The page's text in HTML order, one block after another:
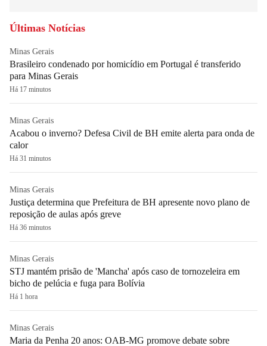
Últimas Notícias
Minas Gerais
Brasileiro condenado por homicídio em Portugal é transferido
para Minas Gerais
Há 17 minutos
Minas Gerais
Acabou o inverno? Defesa Civil de BH emite alerta para onda de
calor
Há 31 minutos
Minas Gerais
Justiça determina que Prefeitura de BH apresente novo plano de
reposição de aulas após greve
Há 36 minutos
Minas Gerais
STJ mantém prisão de 'Mancha' após caso de tornozeleira em
bicho de pelúcia e fuga para Bolívia
Há 1 hora
Minas Gerais
Maria da Penha 20 anos: OAB-MG promove debate sobre